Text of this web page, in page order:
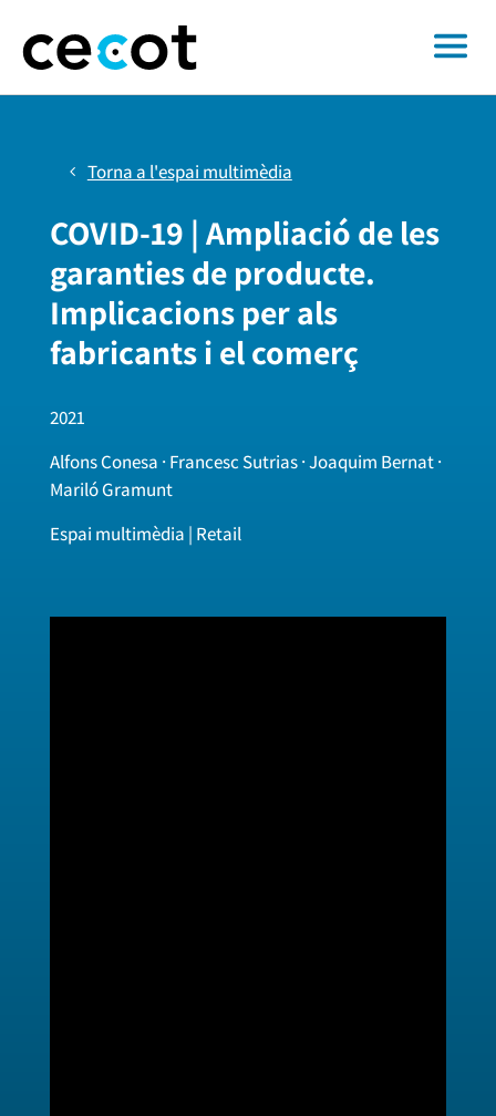
Torna a l'espai multimèdia
COVID-19 | Ampliació de les
garanties de producte.
Implicacions per als
fabricants i el comerç
2021
Alfons Conesa · Francesc Sutrias · Joaquim Bernat ·
Mariló Gramunt
Espai multimèdia | Retail